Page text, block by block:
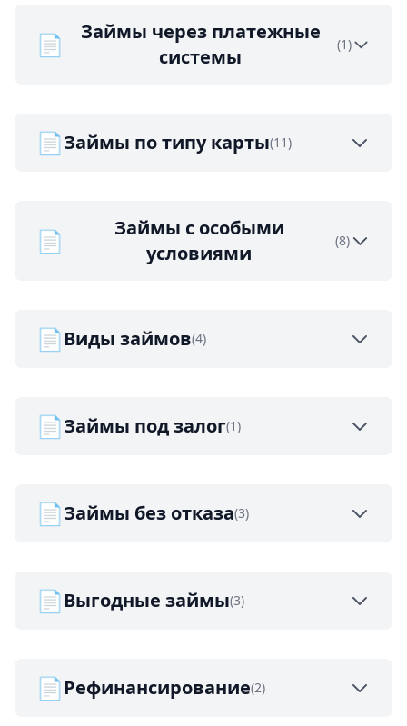
📄
Займы через платежные
системы
(1)
📄Займы по типу карты(11)
📄
Займы с особыми
условиями
(8)
📄Виды займов(4)
📄Займы под залог(1)
📄Займы без отказа(3)
📄Выгодные займы(3)
📄Рефинансирование(2)